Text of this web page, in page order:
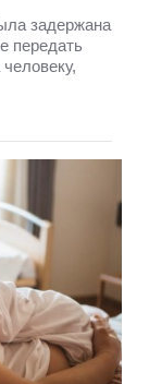
задержана
передать